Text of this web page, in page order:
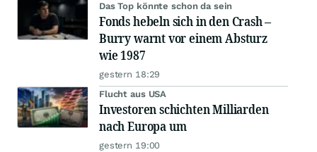
Das Top könnte schon da sein
Fonds hebeln sich in den Crash –
Burry warnt vor einem Absturz
wie 1987
gestern 18:29
Flucht aus USA
Investoren schichten Milliarden
nach Europa um
gestern 19:00